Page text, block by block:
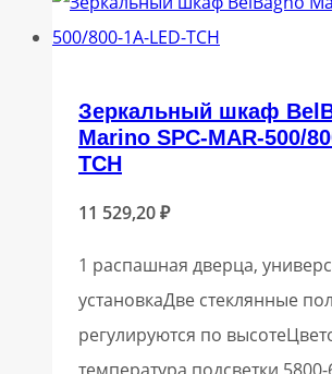
Зеркальный шкаф
Marino SPC-MAR-500/
TCH
11 529,20₽
1 распашная дверца,
установкаДве стеклянные
регулируются по